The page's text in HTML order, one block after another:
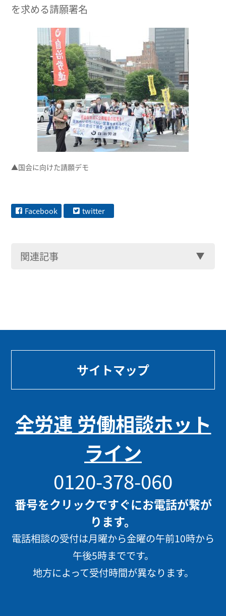
を求める請願署名
▲国会に向けた請願デモ
Facebook twitter
関連記事
サイトマップ
全労連 労働相談ホット
ライン
0120-378-060
番号をクリックですぐにお電話が繋が
ります。
電話相談の受付は月曜から金曜の午前10時から
午後5時までです。
地方によって受付時間が異なります。